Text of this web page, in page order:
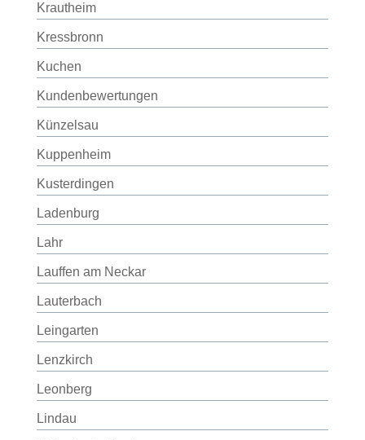
Krautheim
Kressbronn
Kuchen
Kundenbewertungen
Künzelsau
Kuppenheim
Kusterdingen
Ladenburg
Lahr
Lauffen am Neckar
Lauterbach
Leingarten
Lenzkirch
Leonberg
Lindau